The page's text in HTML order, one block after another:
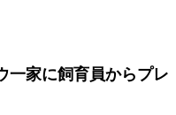
一家に飼育員からプレ